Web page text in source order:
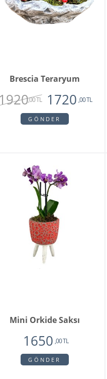
Brescia Teraryum
1920,00 TL 1720 ,00 TL
GÖNDER
Mini Orkide Saksı
1650 ,00 TL
GÖNDER